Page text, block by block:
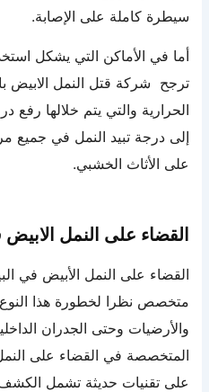
سيطرة كاملة على الإصابة.
أما في الأماكن التي يشكل
ترجح شركة قتل النمل الابيض
الحرارية والتي يتم خلالها رفع
إلى درجة تبيد النمل في جميع
على الأثاث الخشبي.
القضاء على النمل
القضاء على النمل الأبيض في
متخصص نظرا لخطورة هذا
والأرضيات وحتى الجدران
المتخصصة في القضاء على
على تقنيات حديثة تشمل